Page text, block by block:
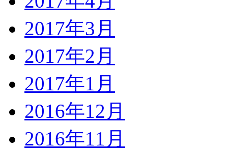
2017年3月
2017年2月
2017年1月
2016年12月
2016年11月